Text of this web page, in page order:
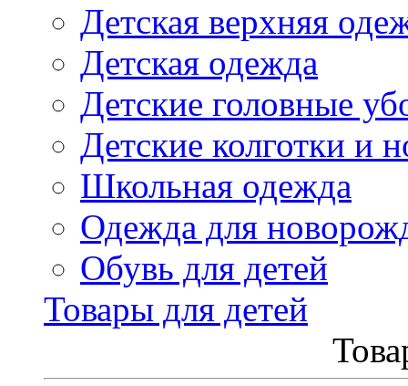
Детская верхняя
Детская одежда
Детские головные
Детские колготки и
Школьная одежда
Одежда для
Обувь для детей
Товары для детей